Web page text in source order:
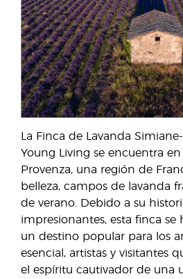
La Finca de Lavanda
Young Living se encuentra
Provenza, una región de
belleza, campos de lavanda
de verano. Debido a su
impresionantes, esta finca se
un destino popular para los
esencial, artistas y visitantes
el espíritu cautivador de una